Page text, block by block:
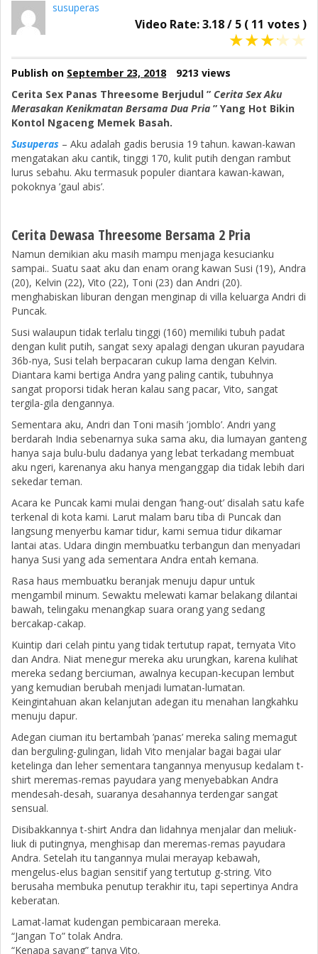
susuperas
Video Rate:3.18/ 5 ( 11 votes )
★★★★★
Publish on September 23, 2018
9213 views
Cerita Sex Panas Threesome Berjudul ” Cerita Sex Aku
Merasakan Kenikmatan Bersama Dua Pria ” Yang Hot Bikin
Kontol Ngaceng Memek Basah.
Susuperas – Aku adalah gadis berusia 19 tahun. kawan-kawan
mengatakan aku cantik, tinggi 170, kulit putih dengan rambut
lurus sebahu. Aku termasuk populer diantara kawan-kawan,
pokoknya ’gaul abis’.
Cerita Dewasa Threesome Bersama 2 Pria
Namun demikian aku masih mampu menjaga kesucianku
sampai.. Suatu saat aku dan enam orang kawan Susi (19), Andra
(20), Kelvin (22), Vito (22), Toni (23) dan Andri (20).
menghabiskan liburan dengan menginap di villa keluarga Andri di
Puncak.
Susi walaupun tidak terlalu tinggi (160) memiliki tubuh padat
dengan kulit putih, sangat sexy apalagi dengan ukuran payudara
36b-nya, Susi telah berpacaran cukup lama dengan Kelvin.
Diantara kami bertiga Andra yang paling cantik, tubuhnya
sangat proporsi tidak heran kalau sang pacar, Vito, sangat
tergila-gila dengannya.
Sementara aku, Andri dan Toni masih ’jomblo’. Andri yang
berdarah India sebenarnya suka sama aku, dia lumayan ganteng
hanya saja bulu-bulu dadanya yang lebat terkadang membuat
aku ngeri, karenanya aku hanya menganggap dia tidak lebih dari
sekedar teman.
Acara ke Puncak kami mulai dengan ’hang-out’ disalah satu kafe
terkenal di kota kami. Larut malam baru tiba di Puncak dan
langsung menyerbu kamar tidur, kami semua tidur dikamar
lantai atas. Udara dingin membuatku terbangun dan menyadari
hanya Susi yang ada sementara Andra entah kemana.
Rasa haus membuatku beranjak menuju dapur untuk
mengambil minum. Sewaktu melewati kamar belakang dilantai
bawah, telingaku menangkap suara orang yang sedang
bercakap-cakap.
Kuintip dari celah pintu yang tidak tertutup rapat, ternyata Vito
dan Andra. Niat menegur mereka aku urungkan, karena kulihat
mereka sedang berciuman, awalnya kecupan-kecupan lembut
yang kemudian berubah menjadi lumatan-lumatan.
Keingintahuan akan kelanjutan adegan itu menahan langkahku
menuju dapur.
Adegan ciuman itu bertambah ’panas’ mereka saling memagut
dan berguling-gulingan, lidah Vito menjalar bagai bagai ular
ketelinga dan leher sementara tangannya menyusup kedalam t-
shirt meremas-remas payudara yang menyebabkan Andra
mendesah-desah, suaranya desahannya terdengar sangat
sensual.
Disibakkannya t-shirt Andra dan lidahnya menjalar dan meliuk-
liuk di putingnya, menghisap dan meremas-remas payudara
Andra. Setelah itu tangannya mulai merayap kebawah,
mengelus-elus bagian sensitif yang tertutup g-string. Vito
berusaha membuka penutup terakhir itu, tapi sepertinya Andra
keberatan.
Lamat-lamat kudengan pembicaraan mereka.
“Jangan To” tolak Andra.
“Kenapa sayang” tanya Vito.